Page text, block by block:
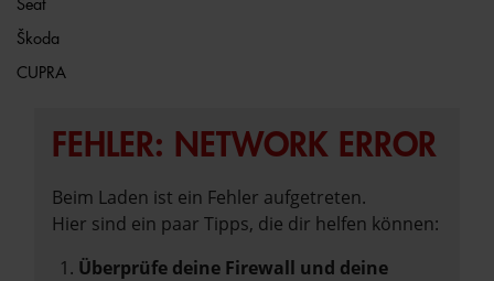
Seat
Škoda
CUPRA
FEHLER: NETWORK ERROR
Beim Laden ist ein Fehler aufgetreten.
Hier sind ein paar Tipps, die dir helfen können:
Überprüfe deine Firewall und deine